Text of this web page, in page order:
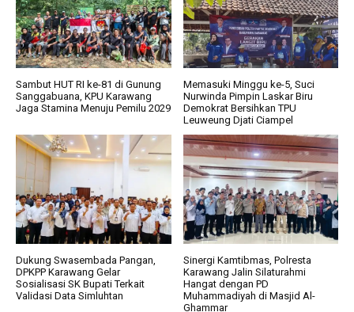
Sambut HUT RI ke-81 di Gunung
Sanggabuana, KPU Karawang
Jaga Stamina Menuju Pemilu 2029
Memasuki Minggu ke-5, Suci
Nurwinda Pimpin Laskar Biru
Demokrat Bersihkan TPU
Leuweung Djati Ciampel
Dukung Swasembada Pangan,
DPKPP Karawang Gelar
Sosialisasi SK Bupati Terkait
Validasi Data Simluhtan
Sinergi Kamtibmas, Polresta
Karawang Jalin Silaturahmi
Hangat dengan PD
Muhammadiyah di Masjid Al-
Ghammar